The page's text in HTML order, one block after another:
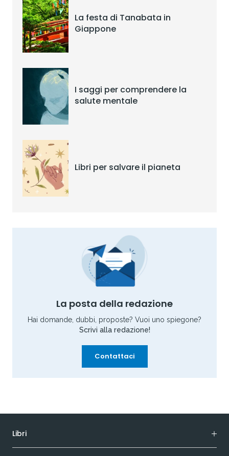
La festa di Tanabata in
Giappone
I saggi per comprendere la
salute mentale
Libri per salvare il pianeta
La posta della redazione
Hai domande, dubbi, proposte? Vuoi uno spiegone?
Scrivi alla redazione!
Contattaci
Libri